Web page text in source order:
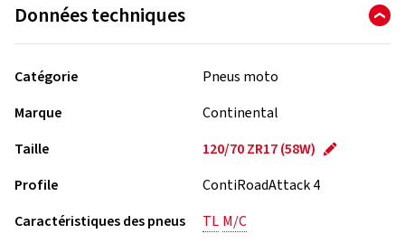
Données techniques
Catégorie
Pneus moto
Marque
Continental
Taille
120/70 ZR17 (58W)
Profile
ContiRoadAttack 4
Caractéristiques des pneus
TL M/C